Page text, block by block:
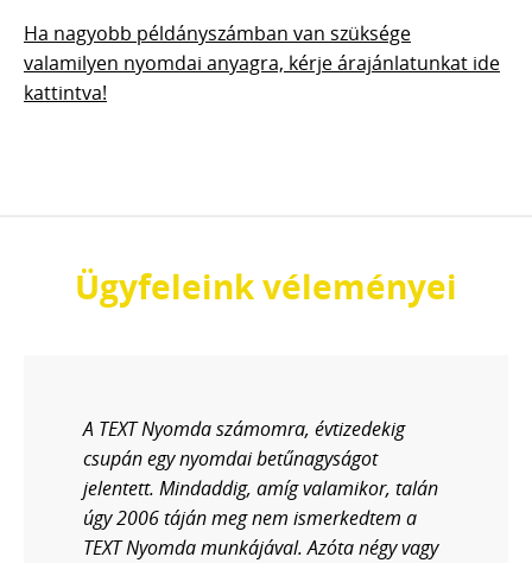
Ha nagyobb példányszámban van szüksége
valamilyen nyomdai anyagra, kérje árajánlatunkat ide
kattintva!
Ügyfeleink véleményei
A TEXT Nyomda számomra, évtizedekig
csupán egy nyomdai betűnagyságot
jelentett. Mindaddig, amíg valamikor, talán
úgy 2006 táján meg nem ismerkedtem a
TEXT Nyomda munkájával. Azóta négy vagy